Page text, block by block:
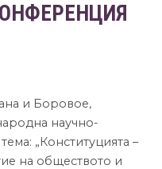
и Боровое,
научно-
„Конституцията –
на обществото и